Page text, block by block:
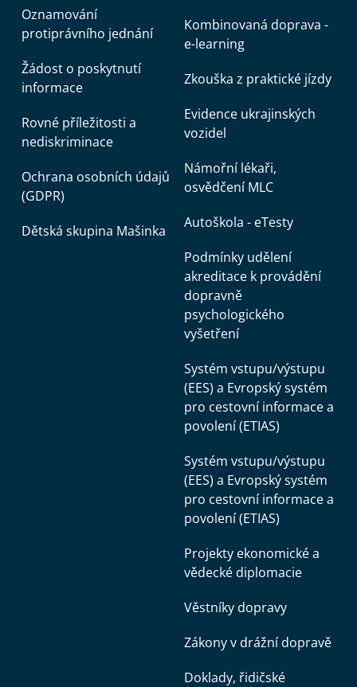
Oznamování
protiprávního jednání
Žádost o poskytnutí
informace
Rovné příležitosti a
nediskriminace
Ochrana osobních údajů
(GDPR)
Dětská skupina Mašinka
Kombinovaná doprava -
e-learning
Zkouška z praktické jízdy
Evidence ukrajinských
vozidel
Námořní lékaři,
osvědčení MLC
Autoškola - eTesty
Podmínky udělení
akreditace k provádění
dopravně
psychologického
vyšetření
Systém vstupu/výstupu
(EES) a Evropský systém
pro cestovní informace a
povolení (ETIAS)
Systém vstupu/výstupu
(EES) a Evropský systém
pro cestovní informace a
povolení (ETIAS)
Projekty ekonomické a
vědecké diplomacie
Věstníky dopravy
Zákony v drážní dopravě
Doklady, řidičské